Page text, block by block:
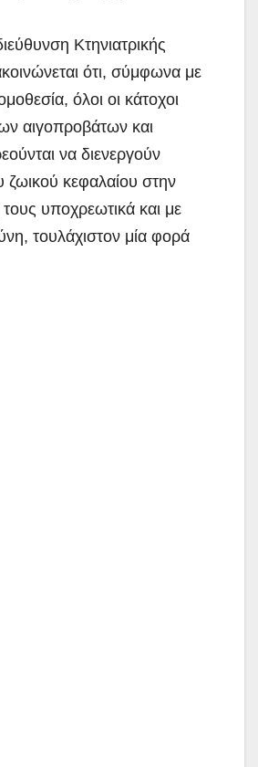
Κτηνιατρικής
ότι, σύμφωνα με
όλοι οι κάτοχοι
αιγοπροβάτων και
να διενεργούν
κεφαλαίου στην
υποχρεωτικά και με
τουλάχιστον μία φορά